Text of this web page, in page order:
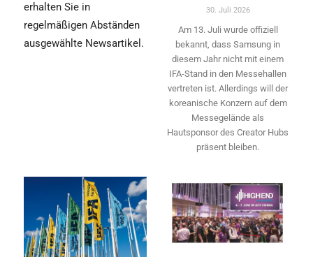
erhalten Sie in
regelmäßigen Abständen
ausgewählte Newsartikel.
30. Juli 2026
Am 13. Juli wurde offiziell
bekannt, dass Samsung in
diesem Jahr nicht mit einem
IFA-Stand in den Messehallen
vertreten ist. Allerdings will ­der
koreanische Konzern auf dem
Messegelände als
Hautsponsor des Creator Hubs
präsent bleiben.